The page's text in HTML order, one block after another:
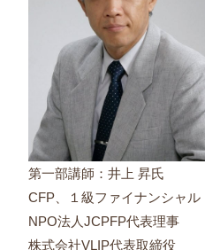
第一部講師：井上 昇氏
CFP、１級ファイナンシャ
NPO法人JCPFP代表理事
株式会社VLIP代表取締役